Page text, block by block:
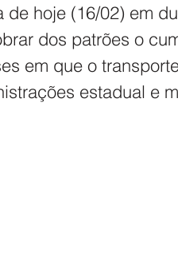
hoje (16/02) em
dos patrões o
em que o
estadual e